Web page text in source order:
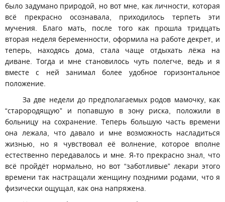
было задумано природой, но вот мне, как личности, которая
всё прекрасно осознавала, приходилось терпеть эти
мучения. Благо мать, после того как прошла тридцать
вторая неделя беременности, оформила на работе декрет, и
теперь, находясь дома, стала чаще отдыхать лёжа на
диване. Тогда и мне становилось чуть полегче, ведь и я
вместе с ней занимал более удобное горизонтальное
положение.
За две недели до предполагаемых родов мамочку, как
“старородящую” и попавшую в зону риска, положили в
больницу на сохранение. Теперь большую часть времени
она лежала, что давало и мне возможность насладиться
жизнью, но я чувствовал её волнение, которое вполне
естественно передавалось и мне. Я-то прекрасно знал, что
всё пройдёт нормально, но вот “заботливые” лекари этого
времени так настращали женщину поздними родами, что я
физически ощущал, как она напряжена.